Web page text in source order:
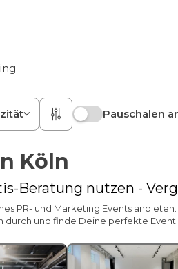
Pauschalen
Köln
Beratung nutzen -
PR- und Marketing Events
durch und finde Deine perfekte